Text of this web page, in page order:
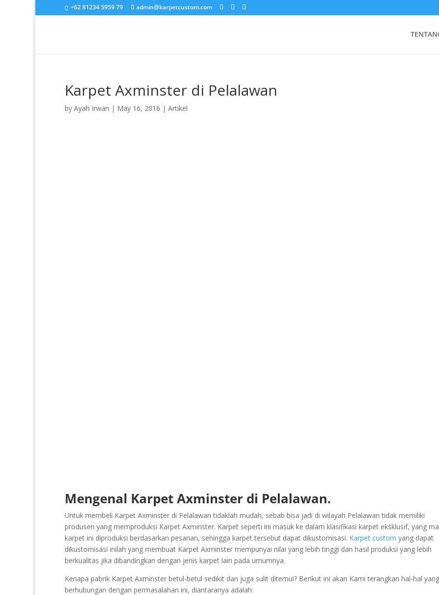
+62 81234 5959 79 admin@karpetcustom.com
Karpet Axminster di Pelalawan
by Ayah Irwan | May 16, 2016 | Artikel
Mengenal Karpet Axminster di Pelalawan.
Untuk membeli Karpet Axminster di Pelalawan tidaklah mudah, sebab bisa jadi di wilayah Pelalawan tidak memiliki
produsen yang memproduksi Karpet Axminster. Karpet seperti ini masuk ke dalam klasifikasi karpet eksklusif, yang
karpet ini diproduksi berdasarkan pesanan, sehingga karpet tersebut dapat dikustomisasi. Karpet custom yang dapat
dikustomisasi inilah yang membuat Karpet Axminster mempunyai nilai yang lebih tinggi dan hasil produksi yang lebih
berkualitas jika dibandingkan dengan jenis karpet lain pada umumnya.
Kenapa pabrik Karpet Axminster betul-betul sedikit dan juga sulit ditemui? Berikut ini akan Kami terangkan hal-hal yang
berhubungan dengan permasalahan ini, diantaranya adalah: